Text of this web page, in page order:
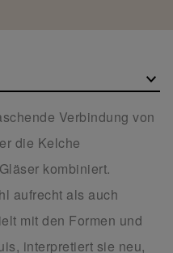
Verbindung von
die Kelche
kombiniert.
aufrecht als auch
mit den Formen und
interpretiert sie neu,